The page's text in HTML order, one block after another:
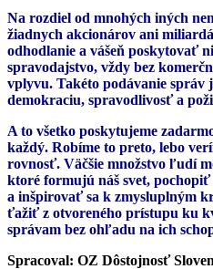
Na rozdiel od mnohých iných
žiadnych akcionárov ani
odhodlanie a vášeň poskytovať
spravodajstvo, vždy bez
vplyvu. Takéto podávanie správ
demokraciu, spravodlivosť a
A to všetko poskytujeme
každý. Robíme to preto, lebo
rovnosť. Väčšie množstvo ľudí
ktoré formujú náš svet,
a inšpirovať sa k zmysluplným
ťažiť z otvoreného prístupu ku
správam bez ohľadu na ich
Spracoval: OZ Dôstojnosť